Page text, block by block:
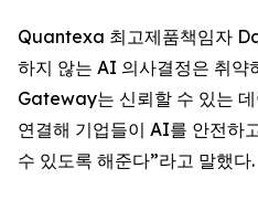
Quantexa 최고제품책임자
하지 않는 AI 의사결정은 취약
Gateway는 신뢰할 수 있는
연결해 기업들이 AI를 안전하
수 있도록 해준다”라고 말했다.